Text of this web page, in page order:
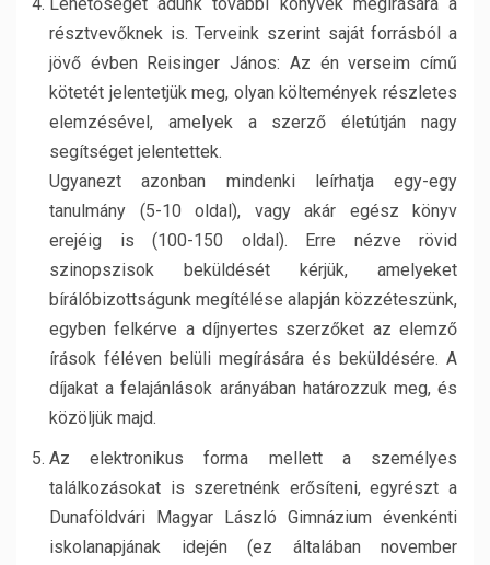
résztvevőknek is. Terveink szerint saját forrásból a
jövő évben Reisinger János: Az én verseim című
kötetét jelentetjük meg, olyan költemények részletes
elemzésével, amelyek a szerző életútján nagy
segítséget jelentettek.
Ugyanezt azonban mindenki leírhatja egy-egy
tanulmány (5-10 oldal), vagy akár egész könyv
erejéig is (100-150 oldal). Erre nézve rövid
szinopszisok beküldését kérjük, amelyeket
bírálóbizottságunk megítélése alapján közzéteszünk,
egyben felkérve a díjnyertes szerzőket az elemző
írások féléven belüli megírására és beküldésére. A
díjakat a felajánlások arányában határozzuk meg, és
közöljük majd.
Az elektronikus forma mellett a személyes
találkozásokat is szeretnénk erősíteni, egyrészt a
Dunaföldvári Magyar László Gimnázium évenkénti
iskolanapjának idején (ez általában november